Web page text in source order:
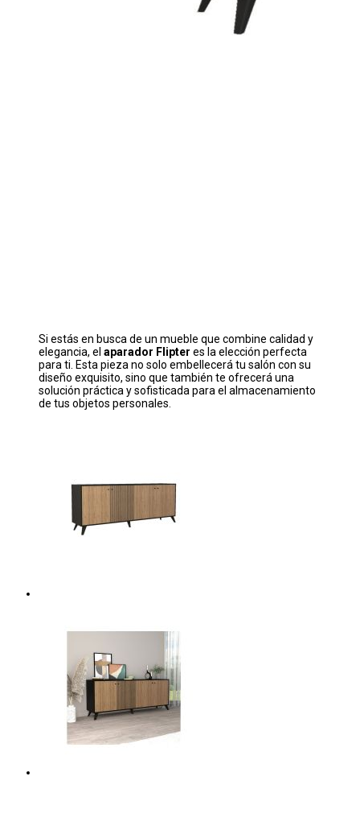
Si estás en busca de un mueble que combine calidad y
elegancia, el aparador Flipter es la elección perfecta
para ti. Esta pieza no solo embellecerá tu salón con su
diseño exquisito, sino que también te ofrecerá una
solución práctica y sofisticada para el almacenamiento
de tus objetos personales.